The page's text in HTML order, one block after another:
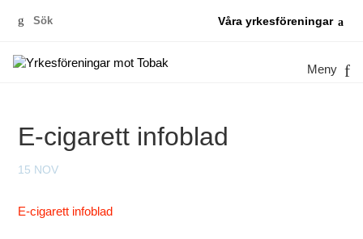
Sök
Våra yrkesföreningar
Meny
E-cigarett infoblad
15 NOV
E-cigarett infoblad